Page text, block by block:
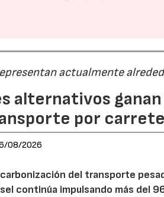
actualmente
alternativos
por
08/2026
del transporte
continúa impulsando más del